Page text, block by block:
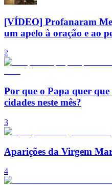
[VÍDEO] Profanaram
um apelo à oração e ao
2
Por que o Papa quer que
cidades neste mês?
3
Aparições da Virgem
4